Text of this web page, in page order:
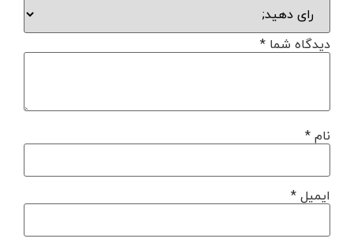
دیدگاه شما *
نام*
ایمیل*